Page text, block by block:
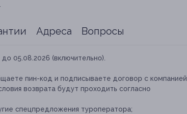
Адреса Вопросы
05.08.2026 (включительно).
пин-код и подписываете договор с компанией,
возврата будут проходить согласно
спецпредложения туроператора;